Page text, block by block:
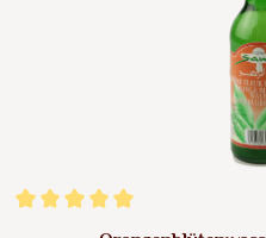
Durchschnittliche